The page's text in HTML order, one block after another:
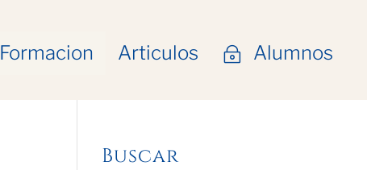
Formacion Articulos ~ Alumnos
Buscar